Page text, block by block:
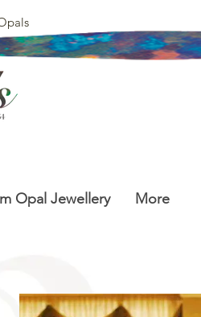
Opal Jewellery More